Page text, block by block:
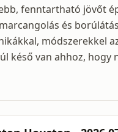
fenntartható jövőt
és
módszerekkel
késő van ahhoz, hogy